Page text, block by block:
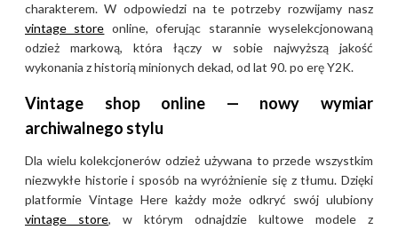
charakterem. W odpowiedzi na te potrzeby rozwijamy nasz
vintage store online, oferując starannie wyselekcjonowaną
odzież markową, która łączy w sobie najwyższą jakość
wykonania z historią minionych dekad, od lat 90. po erę Y2K.
Vintage shop online — nowy wymiar
archiwalnego stylu
Dla wielu kolekcjonerów odzież używana to przede wszystkim
niezwykłe historie i sposób na wyróżnienie się z tłumu. Dzięki
platformie Vintage Here każdy może odkryć swój ulubiony
vintage store, w którym odnajdzie kultowe modele z